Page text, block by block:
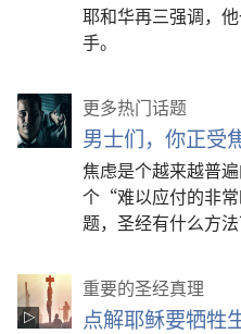
耶和华再三强调，
手。
更多热门话题
男士们，你正受
焦虑是个越来越普
个“难以应付的非
题，圣经有什么方
重要的圣经真理
点解耶稣要牺牲